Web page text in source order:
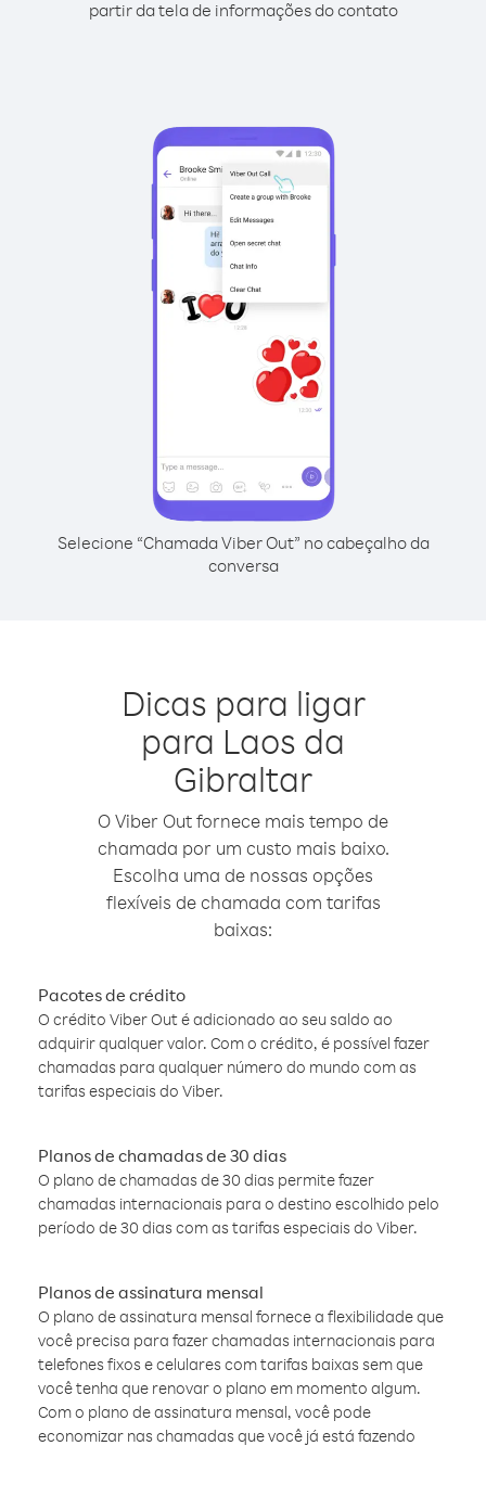
partir da tela de informações do contato
Selecione “Chamada Viber Out” no cabeçalho da
conversa
Dicas para ligar
para Laos da
Gibraltar
O Viber Out fornece mais tempo de
chamada por um custo mais baixo.
Escolha uma de nossas opções
flexíveis de chamada com tarifas
baixas:
Pacotes de crédito
O crédito Viber Out é adicionado ao seu saldo ao
adquirir qualquer valor. Com o crédito, é possível fazer
chamadas para qualquer número do mundo com as
tarifas especiais do Viber.
Planos de chamadas de 30 dias
O plano de chamadas de 30 dias permite fazer
chamadas internacionais para o destino escolhido pelo
período de 30 dias com as tarifas especiais do Viber.
Planos de assinatura mensal
O plano de assinatura mensal fornece a flexibilidade que
você precisa para fazer chamadas internacionais para
telefones fixos e celulares com tarifas baixas sem que
você tenha que renovar o plano em momento algum.
Com o plano de assinatura mensal, você pode
economizar nas chamadas que você já está fazendo